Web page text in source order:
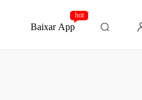
Baixar App
hot